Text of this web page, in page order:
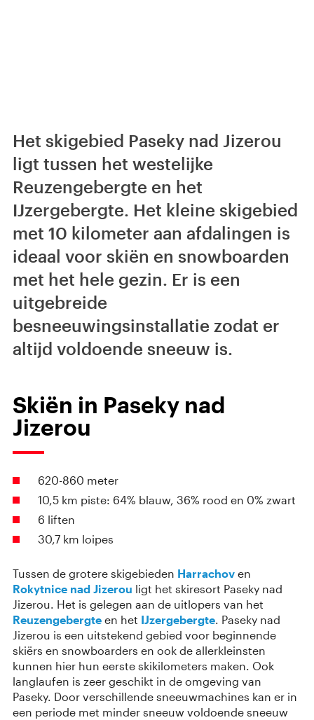
Het skigebied Paseky nad Jizerou
ligt tussen het westelijke
Reuzengebergte en het
IJzergebergte. Het kleine skigebied
met 10 kilometer aan afdalingen is
ideaal voor skiën en snowboarden
met het hele gezin. Er is een
uitgebreide
besneeuwingsinstallatie zodat er
altijd voldoende sneeuw is.
Skiën in Paseky nad
Jizerou
620-860 meter
10,5 km piste: 64% blauw, 36% rood en 0% zwart
6 liften
30,7 km loipes
Tussen de grotere skigebieden Harrachov en
Rokytnice nad Jizerou ligt het skiresort Paseky nad
Jizerou. Het is gelegen aan de uitlopers van het
Reuzengebergte en het IJzergebergte. Paseky nad
Jizerou is een uitstekend gebied voor beginnende
skiërs en snowboarders en ook de allerkleinsten
kunnen hier hun eerste skikilometers maken. Ook
langlaufen is zeer geschikt in de omgeving van
Paseky. Door verschillende sneeuwmachines kan er in
een periode met minder sneeuw voldoende sneeuw